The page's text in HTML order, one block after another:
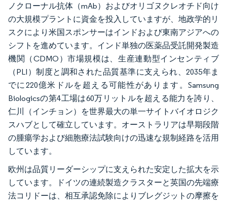
ノクローナル抗体（mAb）およびオリゴヌクレオチド向け
の大規模プラントに資金を投入していますが、地政学的リ
スクにより米国スポンサーはインドおよび東南アジアへの
シフトを進めています。インド単独の医薬品受託開発製造
機関（CDMO）市場規模は、生産連動型インセンティブ
（PLI）制度と調和された品質基準に支えられ、2035年ま
でに220億米ドルを超える可能性があります。Samsung
Biologicsの第4工場は60万リットルを超える能力を誇り、
仁川（インチョン）を世界最大の単一サイトバイオロジク
スハブとして確立しています。オーストラリアは早期段階
の腫瘍学および細胞療法試験向けの迅速な規制経路を活用
しています。
欧州は品質リーダーシップに支えられた安定した拡大を示
しています。ドイツの連続製造クラスターと英国の先端療
法コリドーは、相互承認免除によりブレグジットの摩擦を